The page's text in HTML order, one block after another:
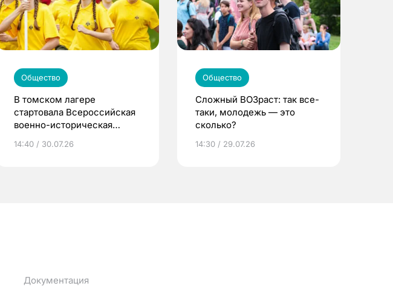
Общество
В томском лагере
стартовала Всероссийская
военно-историческая
14:40 / 30.07.26
Общество
Сложный ВОЗраст: так все-
таки, молодежь — это
сколько?
14:30 / 29.07.26
Документация